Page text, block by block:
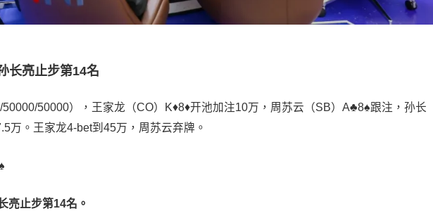
长亮止步第14名
50000），王家龙（CO）K♦️8♦️开池加注10万，周苏云（SB）A♣️8♠️跟注，孙长
万。王家龙4-bet到45万，周苏云弃牌。
亮止步第14名。